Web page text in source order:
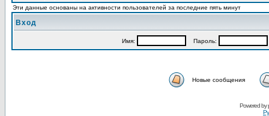
Эти данные основаны на активности пользователей за последние пять минут
Вход
Имя: Пароль:
Новые сообщения
Powered by